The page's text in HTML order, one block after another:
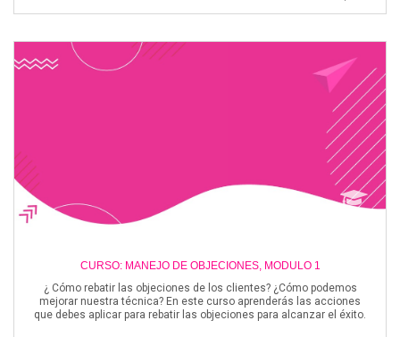
CURSO: MANEJO DE OBJECIONES, MODULO 1
¿ Cómo rebatir las objeciones de los clientes? ¿Cómo podemos
mejorar nuestra técnica? En este curso aprenderás las acciones
que debes aplicar para rebatir las objeciones para alcanzar el éxito.